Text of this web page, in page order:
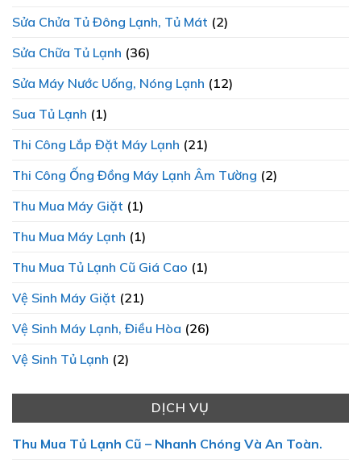
Sửa Chửa Tủ Đông Lạnh, Tủ Mát (2)
Sửa Chữa Tủ Lạnh (36)
Sửa Máy Nước Uống, Nóng Lạnh (12)
Sua Tủ Lạnh (1)
Thi Công Lắp Đặt Máy Lạnh (21)
Thi Công Ống Đồng Máy Lạnh Âm Tường (2)
Thu Mua Máy Giặt (1)
Thu Mua Máy Lạnh (1)
Thu Mua Tủ Lạnh Cũ Giá Cao (1)
Vệ Sinh Máy Giặt (21)
Vệ Sinh Máy Lạnh, Điều Hòa (26)
Vệ Sinh Tủ Lạnh (2)
DỊCH VỤ
Thu Mua Tủ Lạnh Cũ – Nhanh Chóng Và An Toàn.